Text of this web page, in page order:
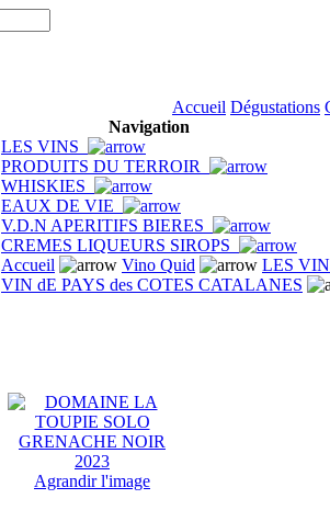
Accueil Dégustations
Navigation
LES VINS
PRODUITS DU TERROIR
WHISKIES
EAUX DE VIE
V.D.N APERITIFS BIERES
CREMES LIQUEURS SIROPS
Accueil
Vino Quid
LES
VIN dE PAYS des COTES CATALANES
Agrandir l'image